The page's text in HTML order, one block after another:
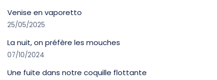
Venise en vaporetto
25/05/2025
La nuit, on préfère les mouches
07/10/2024
Une fuite dans notre coquille flottante